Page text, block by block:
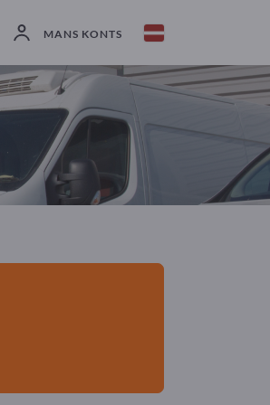
MANS KONTS
5 Ražotājs